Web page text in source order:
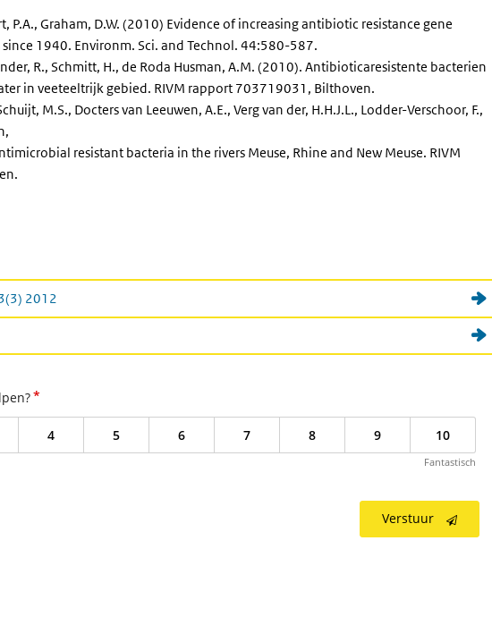
P.A., Graham, D.W. (2010) Evidence of increasing antibiotic resistance gene
1940. Environm. Sci. and Technol. 44:580-587.
R., Schmitt, H., de Roda Husman, A.M. (2010). Antibioticaresistente bacterien
in veeteeltrijk gebied. RIVM rapport 703719031, Bilthoven.
M.S., Docters van Leeuwen, A.E., Verg van der, H.H.J.L., Lodder-Verschoor, F.,
resistant bacteria in the rivers Meuse, Rhine and New Meuse. RIVM
2012
*
4 5 6 7 8 9 10
Fantastisch
Verstuur